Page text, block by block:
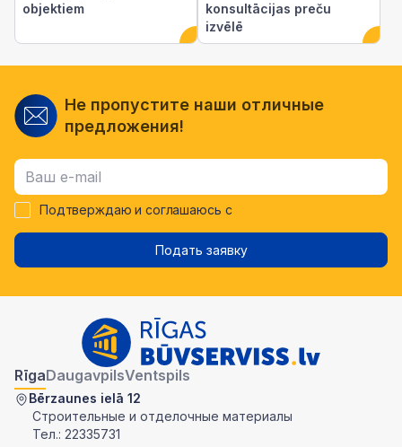
objektiem
konsultācijas preču
izvēlē
Не пропустите наши отличные
предложения!
Подтверждаю и соглашаюсь с
Подать заявку
RīgaDaugavpilsVentspils
Bērzaunes ielā 12
Строительные и отделочные материалы
Тел.: 22335731